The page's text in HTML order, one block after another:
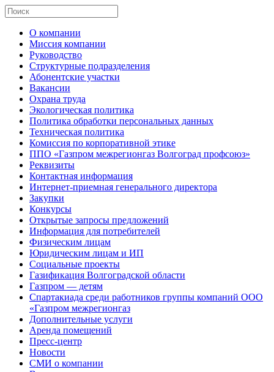
О компании
Миссия компании
Руководство
Структурные подразделения
Абонентские участки
Вакансии
Охрана труда
Экологическая политика
Политика обработки персональных данных
Техническая политика
Комиссия по корпоративной этике
ППО «Газпром межрегионгаз Волгоград профсоюз»
Реквизиты
Контактная информация
Интернет-приемная генерального директора
Закупки
Конкурсы
Открытые запросы предложений
Информация для потребителей
Физическим лицам
Юридическим лицам и ИП
Социальные проекты
Газификация Волгоградской области
Газпром — детям
Спартакиада среди работников группы компаний ООО
«Газпром межрегионгаз
Дополнительные услуги
Аренда помещений
Пресс-центр
Новости
СМИ о компании